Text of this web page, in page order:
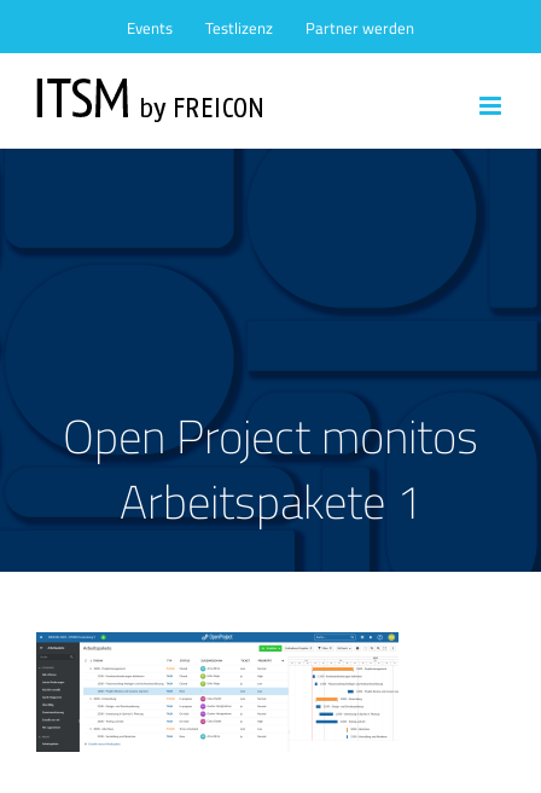
Inhalt
springen
Events Testlizenz Partner werden
Open Project monitos
Arbeitspakete 1